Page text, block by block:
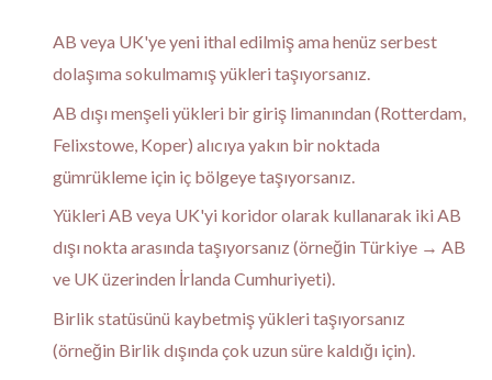
AB veya UK'ye yeni ithal edilmiş ama henüz serbest
dolaşıma sokulmamış yükleri taşıyorsanız.
AB dışı menşeli yükleri bir giriş limanından (Rotterdam,
Felixstowe, Koper) alıcıya yakın bir noktada
gümrükleme için iç bölgeye taşıyorsanız.
Yükleri AB veya UK'yi koridor olarak kullanarak iki AB
dışı nokta arasında taşıyorsanız (örneğin Türkiye → AB
ve UK üzerinden İrlanda Cumhuriyeti).
Birlik statüsünü kaybetmiş yükleri taşıyorsanız
(örneğin Birlik dışında çok uzun süre kaldığı için).